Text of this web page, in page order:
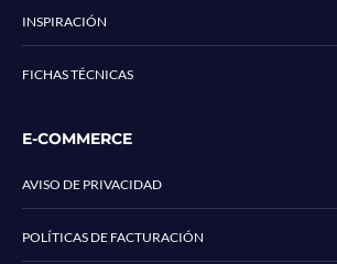
INSPIRACIÓN
FICHAS TÉCNICAS
E-COMMERCE
AVISO DE PRIVACIDAD
POLÍTICAS DE FACTURACIÓN